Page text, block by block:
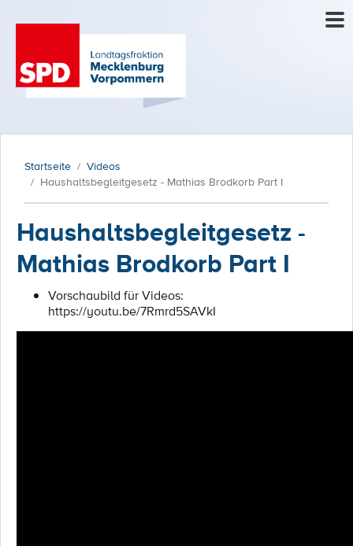
Startseite
Videos
Haushaltsbegleitgesetz - Mathias Brodkorb Part I
Haushaltsbegleitgesetz -
Mathias Brodkorb Part I
Vorschaubild für Videos:
https://youtu.be/7Rmrd5SAVkI